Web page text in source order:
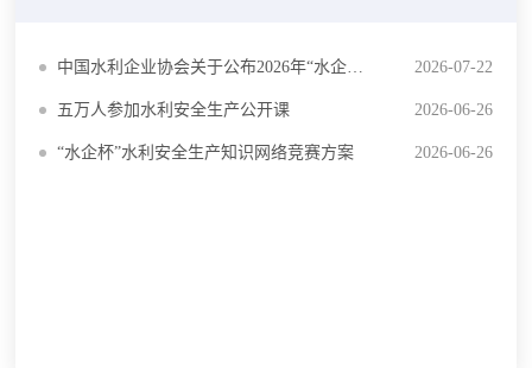
中国水利企业协会关于公布2026年“水企杯”水利安全生产知识网络竞赛优胜奖名单的通知 2026-07-22
五万人参加水利安全生产公开课 2026-06-26
“水企杯”水利安全生产知识网络竞赛方案 2026-06-26